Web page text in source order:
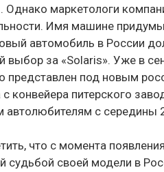
Однако маркетологи
Имя машине
автомобиль в России
выбор за «Solaris». Уже в
представлен под новым
с конвейера питерского
автолюбителям с середины
что с момента
судьбой своей модели в